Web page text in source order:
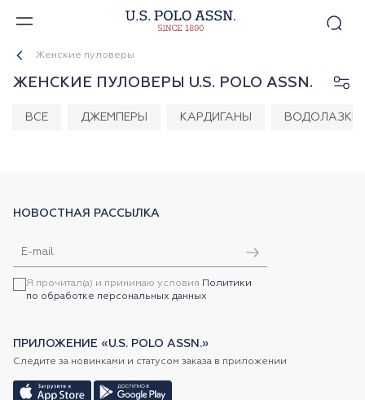
Женские пуловеры
ЖЕНСКИЕ ПУЛОВЕРЫ U.S. POLO ASSN.
ВСЕ ДЖЕМПЕРЫ КАРДИГАНЫ ВОДОЛАЗКИ
НОВОСТНАЯ РАССЫЛКА
Я прочитал(а) и принимаю условия Политики
по обработке персональных данных
ПРИЛОЖЕНИЕ «U.S. POLO ASSN.»
Следите за новинками и статусом заказа в приложении